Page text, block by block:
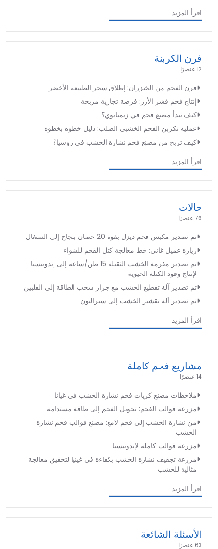
اقرأ المزيد
فرن الكربنة
12 عنصرًا
فرن الفحم من الخيزران: إطلاق سحر الطبيعة الأخضر
إنتاج فحم قشر الأرز: فرصة تجارية مربحة
كيف تبدأ مصنع فحم في زيمبابوي؟
عملية تكربن الفحم الخشبي الصلب: دليل خطوة بخطوة
كيف تربح من مصنع فحم نشارة الخشب في روسيا؟
اقرأ المزيد
حالات
76 عنصرًا
تم تصدير مكبس فحم ديزل بقوة 20 حصان بنجاح إلى السنغال
زيارة عميل غاني: خط معالجة كتل الفحم للشواء
تم تصدير مفرمة الخشب الثقيلة 15 طن/ساعه إلى إندونيسيا
لإنتاج وقود الكتلة الحيوية
تم تصدير آلة تقطيع الخشب مع جرار سحب الطاقة إلى الفلبين
تم تصدير آلة تقشير الخشب إلى سيراليون
اقرأ المزيد
مشاريع فحم كاملة
14 عنصرًا
ملاحظات مصنع كريات فحم نشارة الخشب في غيانا
مزرعة قوالب الفحم: تحويل الفحم إلى طاقة مستدامة
من نشارة الخشب إلى فحم لامع: مصنع قوالب فحم نشارة
الخشب
مزرعة قوالب كاملة لإندونيسيا
مزرعة تجفيف نشارة الخشب بكفاءة في غينيا لتحقيق معالجة
مثالية للخشب
اقرأ المزيد
الأسئلة الشائعة
63 عنصرًا